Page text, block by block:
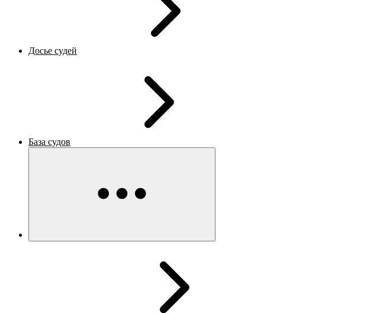
Досье судей
База судов